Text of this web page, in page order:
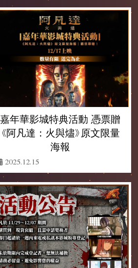
嘉年華影城特典活動 憑票贈
《阿凡達：火與燼》原文限量
海報
2025.12.15